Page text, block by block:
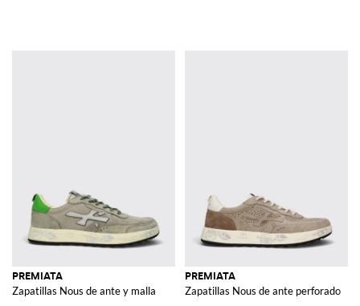
PREMIATA
Zapatillas Nous de ante y malla
PREMIATA
Zapatillas Nous de ante perforado